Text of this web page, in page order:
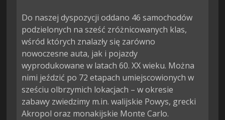
Do naszej dyspozycji oddano 46 samochodów
podzielonych na sześć zróżnicowanych klas,
wśród których znalazły się zarówno
nowoczesne auta, jak i pojazdy
wyprodukowane w latach 60. XX wieku. Można
nimi jeździć po 72 etapach umiejscowionych w
sześciu olbrzymich lokacjach – w okresie
zabawy zwiedzimy m.in. walijskie Powys, grecki
Akropol oraz monakijskie Monte Carlo.